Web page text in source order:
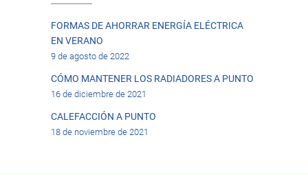
FORMAS DE AHORRAR ENERGÍA ELÉCTRICA
EN VERANO
9 de agosto de 2022
CÓMO MANTENER LOS RADIADORES A PUNTO
16 de diciembre de 2021
CALEFACCIÓN A PUNTO
18 de noviembre de 2021